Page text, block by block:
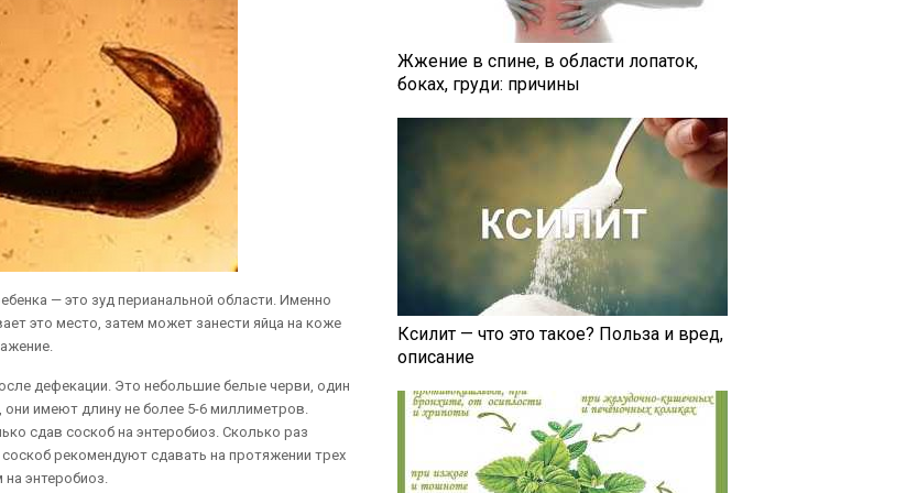
— это зуд перианальной области. Именно
это место, затем может занести яйца на коже
дефекации. Это небольшие белые черви, один
имеют длину не более 5-6 миллиметров.
сдав соскоб на энтеробиоз. Сколько раз
рекомендуют сдавать на протяжении трех
энтеробиоз.
Жжение в спине, в области лопаток,
боках, груди: причины
Ксилит — что это такое? Польза и вред,
описание